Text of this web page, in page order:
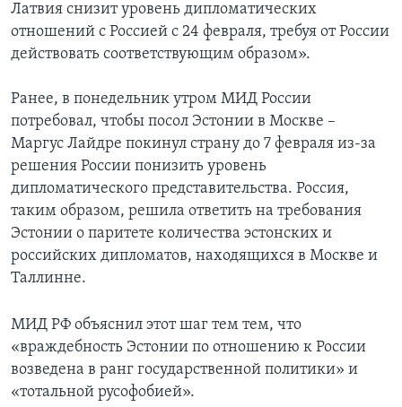
Латвия снизит уровень дипломатических
отношений с Россией с 24 февраля, требуя от России
действовать соответствующим образом».
Ранее, в понедельник утром МИД России
потребовал, чтобы посол Эстонии в Москве –
Маргус Лайдре покинул страну до 7 февраля из-за
решения России понизить уровень
дипломатического представительства. Россия,
таким образом, решила ответить на требования
Эстонии о паритете количества эстонских и
российских дипломатов, находящихся в Москве и
Таллинне.
МИД РФ объяснил этот шаг тем тем, что
«враждебность Эстонии по отношению к России
возведена в ранг государственной политики» и
«тотальной русофобией».